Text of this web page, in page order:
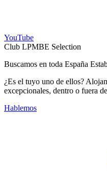
YouTube
Club LPMBE Selection
Buscamos en toda España
¿Es el tuyo uno de ellos?
excepcionales, dentro o fuera
Hablemos